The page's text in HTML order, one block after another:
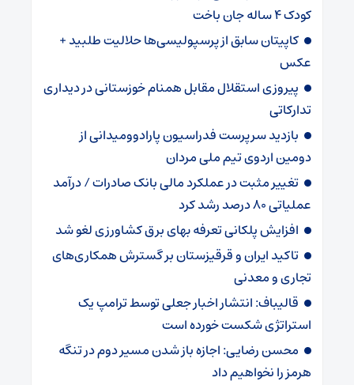
کودک ۴ ساله جان باخت
کاپیتان سابق از پرسپولیسی‌ها حلالیت طلبید +
عکس
پیروزی استقلال مقابل همنام خوزستانی در دیداری
تدارکاتی
بازدید سرپرست فدراسیون پارادوومیدانی از
دومین اردوی تیم ملی مردان
تغییر مثبت در عملکرد مالی بانک صادرات / درآمد
عملیاتی ۸۰ درصد رشد کرد
افزایش پلکانی تعرفه بهای برق کشاورزی لغو شد
تاکید ایران و قرقیزستان بر گسترش همکاری‌های
تجاری و معدنی
قالیباف: انتشار اخبار جعلی توسط ترامپ یک
استراتژی شکست خورده است
محسن رضایی: اجازه باز شدن مسیر دوم در تنگه
هرمز را نخواهیم داد